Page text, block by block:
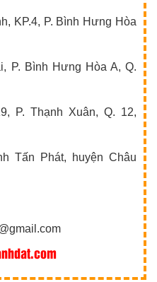
KP.4, P. Bình Hưng Hòa
P. Bình Hưng Hòa A, Q.
P. Thạnh Xuân, Q. 12,
Tấn Phát, huyện Châu